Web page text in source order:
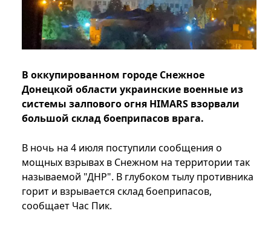
В оккупированном городе Снежное
Донецкой области украинские военные из
системы залпового огня HIMARS взорвали
большой склад боеприпасов врага.
В ночь на 4 июля поступили сообщения о
мощных взрывах в Снежном на территории так
называемой "ДНР". В глубоком тылу противника
горит и взрывается склад боеприпасов,
сообщает Час Пик.